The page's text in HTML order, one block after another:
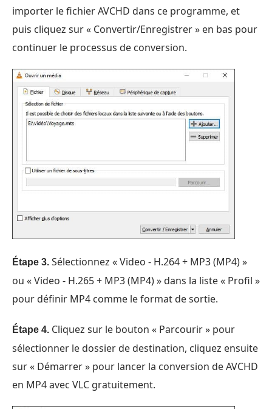
importer le fichier AVCHD dans ce programme, et
puis cliquez sur « Convertir/Enregistrer » en bas pour
continuer le processus de conversion.
Étape 3. Sélectionnez « Video - H.264 + MP3 (MP4) »
ou « Video - H.265 + MP3 (MP4) » dans la liste « Profil »
pour définir MP4 comme le format de sortie.
Étape 4. Cliquez sur le bouton « Parcourir » pour
sélectionner le dossier de destination, cliquez ensuite
sur « Démarrer » pour lancer la conversion de AVCHD
en MP4 avec VLC gratuitement.